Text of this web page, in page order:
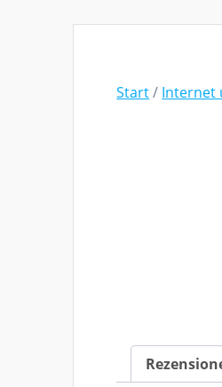
Start/ Internet